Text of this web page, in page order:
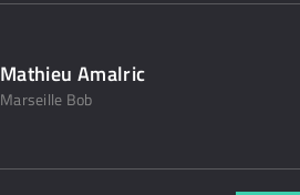
Mathieu Amalric
Marseille Bob